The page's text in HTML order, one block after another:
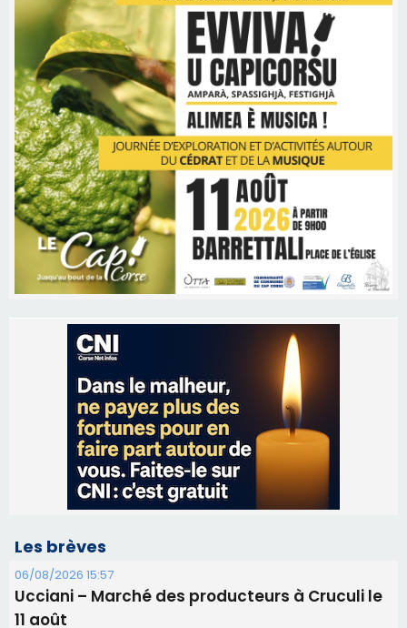
Les brèves
06/08/2026 15:57
Ucciani – Marché des producteurs à Cruculi le
11 août